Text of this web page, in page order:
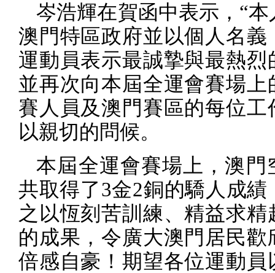
岑浩輝在賀函中表示，“
澳門特區政府並以個人名義
運動員表示最誠摯與最熱烈
並再次向本屆全運會賽場上
賽人員及澳門賽區的每位工
以親切的問候。
本屆全運會賽場上，澳門
共取得了3金2銅的驕人成績
之以恆刻苦訓練、精益求精
的成果，令廣大澳門居民歡
倍感自豪！期望各位運動員